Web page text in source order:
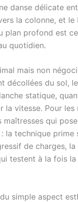
danse délicate
la colonne, et le
plan profond est
quotidien.
mais non
décollées du sol,
statique,
la vitesse. Pour les
qui
la technique prime
de charges,
testent à la fois
simple aspect